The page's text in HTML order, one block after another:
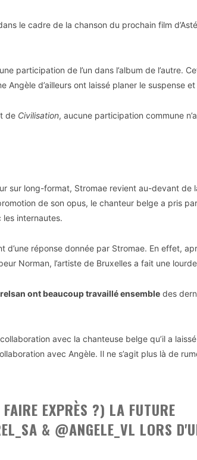
le cadre de la chanson du prochain film
participation de l’un dans l’album de l’autre.
d’ailleurs ont laissé planer le suspense
de Civilisation, aucune participation commune
sur long-format, Stromae revient au-devant de
de son opus, le chanteur belge a pris
internautes.
d’une réponse donnée par Stromae. En effet,
Norman, l’artiste de Bruxelles a fait une
ont beaucoup travaillé ensemble des
avec la chanteuse belge qu’il a
avec Angèle. Il ne s’agit plus là de
EXPRÈS ?) LA FUTURE
& @ANGELE_VL LORS